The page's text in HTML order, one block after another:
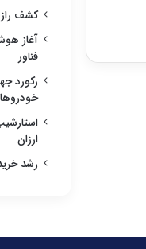
کشف راز ۳۰۰۰ ساله آشوریان
آغاز
فناور
رکورد
ارزان
رشد